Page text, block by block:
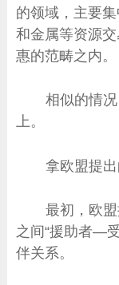
的领域，主要
和金属等资源
惠的范畴之内。
相似的情
上。
拿欧盟提出
最初，欧
之间“援助者—
伴关系。